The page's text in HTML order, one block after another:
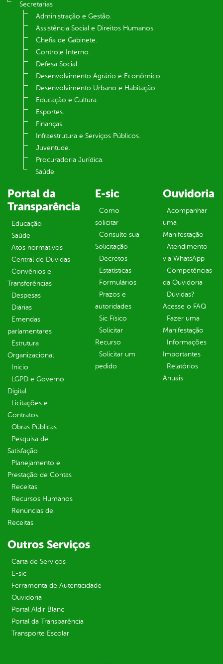
Secretarias
Administração e Gestão.
Assistência Social e Direitos Humanos.
Chefia de Gabinete.
Controle Interno.
Defesa Social.
Desenvolvimento Agrário e Econômico.
Desenvolvimento Urbano e Habitação
Educação e Cultura.
Esportes.
Finanças.
Infraestrutura e Serviços Públicos.
Juventude.
Procuradoria Jurídica.
Saúde.
Portal da
Transparência
Educação
Saúde
Atos normativos
Central de Dúvidas
Convênios e
Transferências
Despesas
Diárias
Emendas
parlamentares
Estrutura
Organizacional
Inicio
LGPD e Governo
Digital
Licitações e
Contratos
Obras Públicas
Pesquisa de
Satisfação
Planejamento e
Prestação de Contas
Receitas
Recursos Humanos
Renúncias de
Receitas
E-sic
Como
solicitar
Consulte sua
Solicitação
Decretos
Estatísticas
Formulários
Prazos e
autoridades
Sic Físico
Solicitar
Recurso
Solicitar um
pedido
Ouvidoria
Acompanhar
uma
Manifestação
Atendimento
via WhatsApp
Competências
da Ouvidoria
Dúvidas?
Acesse o FAQ
Fazer uma
Manifestação
Informações
Importantes
Relatórios
Anuais
Outros Serviços
Carta de Serviços
E-sic
Ferramenta de Autenticidade
Ouvidoria
Portal Aldir Blanc
Portal da Transparência
Transporte Escolar